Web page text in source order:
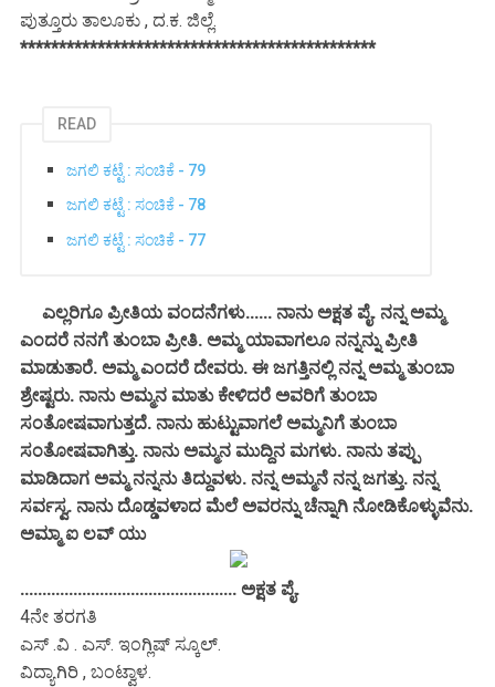
ಪುತ್ತೂರು ತಾಲೂಕು , ದ.ಕ. ಜಿಲ್ಲೆ.
**********************************************
READ
ಜಗಲಿ ಕಟ್ಟೆ : ಸಂಚಿಕೆ - 79
ಜಗಲಿ ಕಟ್ಟೆ : ಸಂಚಿಕೆ - 78
ಜಗಲಿ ಕಟ್ಟೆ : ಸಂಚಿಕೆ - 77
ಎಲ್ಲರಿಗೂ ಪ್ರೀತಿಯ ವಂದನೆಗಳು...... ನಾನು ಅಕ್ಷತ ಪೈ. ನನ್ನ ಅಮ್ಮ
ಎಂದರೆ ನನಗೆ ತುಂಬಾ ಪ್ರೀತಿ. ಅಮ್ಮ ಯಾವಾಗಲೂ ನನ್ನನ್ನು ಪ್ರೀತಿ
ಮಾಡುತಾರೆ. ಅಮ್ಮ ಎಂದರೆ ದೇವರು. ಈ ಜಗತ್ತಿನಲ್ಲಿ ನನ್ನ ಅಮ್ಮ ತುಂಬಾ
ಶ್ರೇಷ್ಟರು. ನಾನು ಅಮ್ಮನ ಮಾತು ಕೇಳಿದರೆ ಅವರಿಗೆ ತುಂಬಾ
ಸಂತೋಷವಾಗುತ್ತದೆ. ನಾನು ಹುಟ್ಟುವಾಗಲೆ ಅಮ್ಮನಿಗೆ ತುಂಬಾ
ಸಂತೋಷವಾಗಿತ್ತು. ನಾನು ಅಮ್ಮನ ಮುದ್ದಿನ ಮಗಳು. ನಾನು ತಪ್ಪು
ಮಾಡಿದಾಗ ಅಮ್ಮ ನನ್ನನು ತಿದ್ದುವಳು. ನನ್ನ ಅಮ್ಮನೆ ನನ್ನ ಜಗತ್ತು. ನನ್ನ
ಸರ್ವಸ್ವ. ನಾನು ದೊಡ್ಡವಳಾದ ಮೆಲೆ ಅವರನ್ನು ಚೆನ್ನಾಗಿ ನೋಡಿಕೊಳ್ಳುವೆನು.
ಅಮ್ಮಾ ಐ ಲವ್ ಯು
................................................. ಅಕ್ಷತ ಪೈ.
4ನೇ ತರಗತಿ
ಎಸ್ .ವಿ . ಎಸ್. ಇಂಗ್ಲಿಷ್ ಸ್ಕೂಲ್.
ವಿದ್ಯಾಗಿರಿ , ಬಂಟ್ವಾಳ.